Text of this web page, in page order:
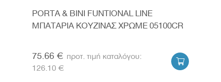
PORTA & BINI FUNTIONAL LINE
ΜΠΑΤΑΡΙΑ ΚΟΥΖΙΝΑΣ ΧΡΩΜΕ 05100CR
75.66 €
126.10 €
